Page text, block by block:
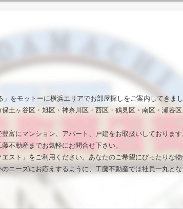
をモットーに横浜エリアでお部屋探しをご案内してきまし
土ヶ谷区・旭区・神奈川区・西区・鶴見区・南区・瀬谷
富にマンション、アパート、戸建をお取扱いしております
不動産までお気軽にお問合せ下さい。
スト」をご利用ください。あなたのご希望にぴったりな
ニーズにお応えするように、工藤不動産では社員一丸とな